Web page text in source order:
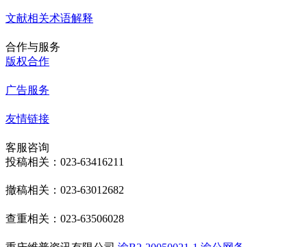
文献相关术语解释
合作与服务
版权合作
广告服务
友情链接
客服咨询
投稿相关：023-63416211
撤稿相关：023-63012682
查重相关：023-63506028